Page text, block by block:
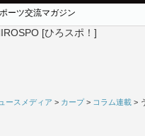
ーツ交流マガジン
ースメディア > カープ> コラム連載 >